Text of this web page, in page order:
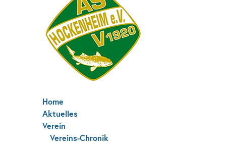
Home
Aktuelles
Verein
Vereins-Chronik